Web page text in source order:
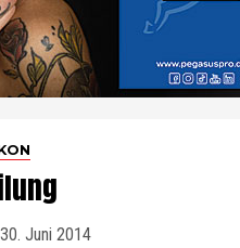
30. Juni 2014